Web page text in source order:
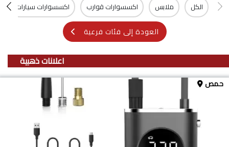
الكل ملابس اكسسوارات قوارب اكسسوارات سيارات
العودة إلى فئات فرعية
اعلانات ذهبية
حمص